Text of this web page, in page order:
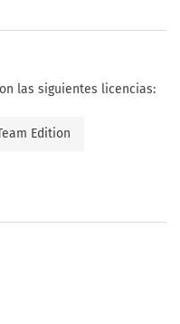
las siguientes licencias:
Edition